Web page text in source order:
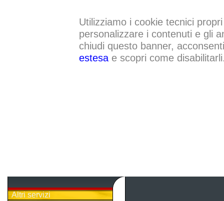
Utilizziamo i cookie tecnici
personalizzare i contenuti e gli
chiudi questo banner,
estesae scopri come
Altri servizi